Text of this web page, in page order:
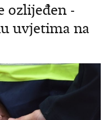
ozlijeđen -
uvjetima na